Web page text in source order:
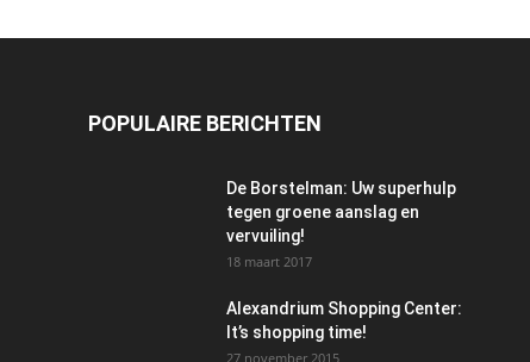
POPULAIRE BERICHTEN
De Borstelman: Uw superhulp
tegen groene aanslag en
vervuiling!
18 maart 2017
Alexandrium Shopping Center:
It’s shopping time!
27 november 2015